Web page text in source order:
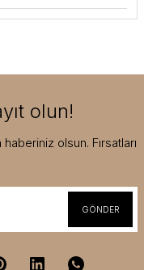
olun!
olsun. Fırsatları
GÖNDER